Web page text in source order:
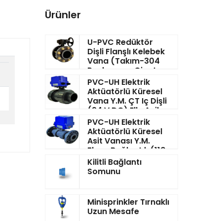
Ürünler
U-PVC Redüktör
Dişli Flanşlı Kelebek
Vana (Takım-304
Paslanmaz Civata-
Somun-Pul)
PVC-UH Elektrik
Aktüatörlü Küresel
Vana Y.M. ÇT Iç Dişli
(24 V DC) Elle Acil
Kumandalı
PVC-UH Elektrik
Aktüatörlü Küresel
Asit Vanası Y.M.
Flanş Bağlantılı (110-
260 V DC) Elle Acil
Kumandalı
Kilitli Bağlantı
Somunu
Minisprinkler Tırnaklı
Uzun Mesafe